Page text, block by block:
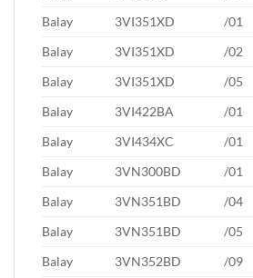
Balay
3VI351XD
/01
Balay
3VI351XD
/02
Balay
3VI351XD
/05
Balay
3VI422BA
/01
Balay
3VI434XC
/01
Balay
3VN300BD
/01
Balay
3VN351BD
/04
Balay
3VN351BD
/05
Balay
3VN352BD
/09